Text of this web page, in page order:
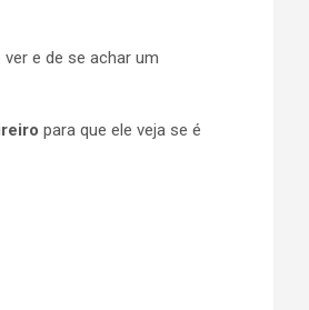
e de se achar um
para que ele veja se é